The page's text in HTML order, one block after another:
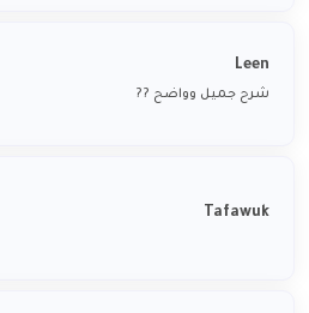
Leen
شرح جميل وواضح ??
Tafawuk